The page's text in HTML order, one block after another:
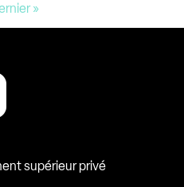
»
supérieur privé